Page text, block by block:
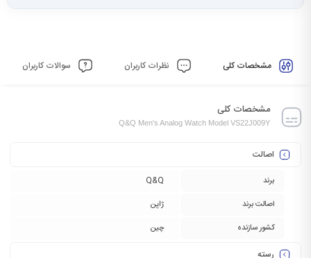
مشخصات کلی نظرات کاربران سوالات کاربران
مشخصات کلی
Q&Q Men's Analog Watch Model VS22J009Y
اصالت
برند
Q&Q
اصالت برند
ژاپن
کشور سازنده
چین
رسته